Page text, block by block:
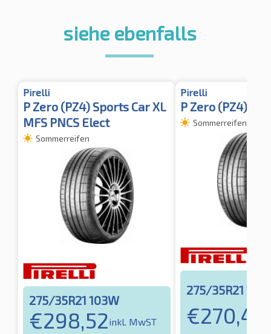
siehe ebenfalls
Pirelli
P Zero (PZ4) Sports Car XL
MFS PNCS Elect
Sommerreifen
275/35R21 103W
€298,52inkl. MwST
Pirelli
P Zero (PZ4)
Sommerreifen
275/35R21
€270,40